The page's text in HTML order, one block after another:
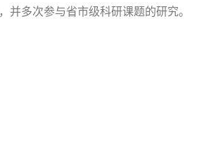
并多次参与省市级科研课题的研究。